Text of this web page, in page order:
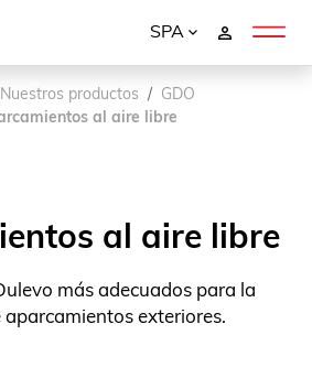
SPA
Nuestros productos
GDO
al aire libre
al aire libre
más adecuados para la
aparcamientos exteriores.